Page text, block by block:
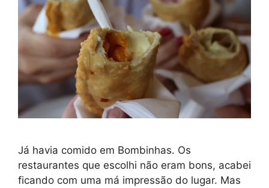
Já havia comido em Bombinhas. Os
restaurantes que escolhi não eram bons, acabei
ficando com uma má impressão do lugar. Mas